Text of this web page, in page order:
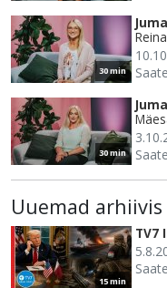
30 min
30 min
Uuemad arhiivis
15 min
TV7